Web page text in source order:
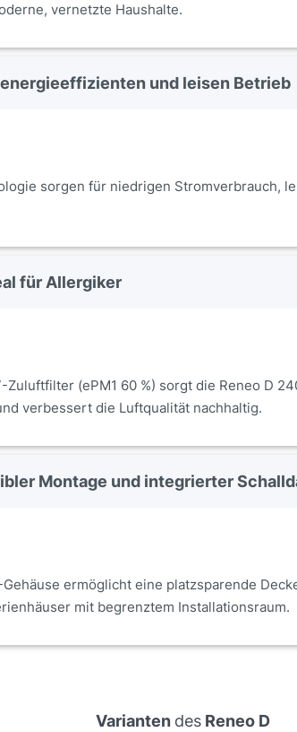
vernetzte Haushalte.
und leisen Betrieb
sorgen für niedrigen Stromverbrauch,
für Allergiker
(ePM1 60 %) sorgt die Reneo D
verbessert die Luftqualität nachhaltig.
Montage und integrierter
ermöglicht eine platzsparende
mit begrenztem Installationsraum.
Varianten desReneo D